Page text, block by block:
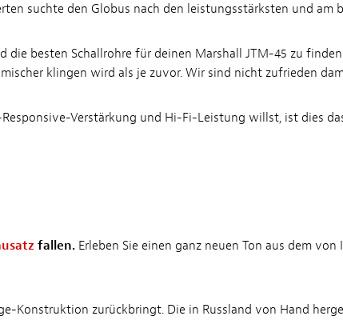
suchte den Globus nach den leistungsstärksten und am
besten Schallrohre für deinen Marshall JTM-45 zu
klingen wird als je zuvor. Wir sind nicht zufrieden
Verstärkung und Hi-Fi-Leistung willst, ist dies
fallen.Erleben Sie einen ganz neuen Ton aus dem von
Konstruktion zurückbringt. Die in Russland von Hand